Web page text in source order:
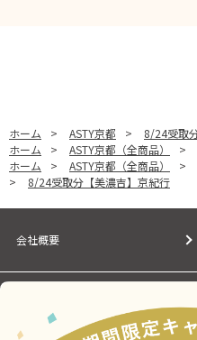
ホーム > ASTY京都 >
8/24受取
ホーム
> ASTY京都（全商品） >
ホーム
> ASTY京都（全商品） >
>
8/24受取分【美濃吉】京紀行
会社概要